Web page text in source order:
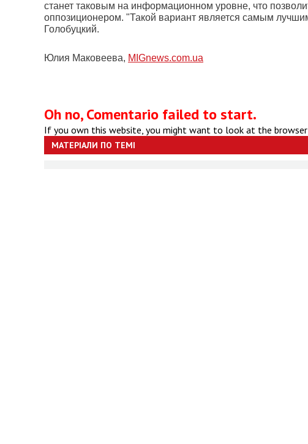
станет таковым на информационном уровне, что
оппозиционером. "Такой вариант является самым
Голобуцкий.
Юлия Маковеева, MIGnews.com.ua
Oh no, Comentario failed to start.
If you own this website, you might want to look at the
МАТЕРІАЛИ ПО ТЕМІ